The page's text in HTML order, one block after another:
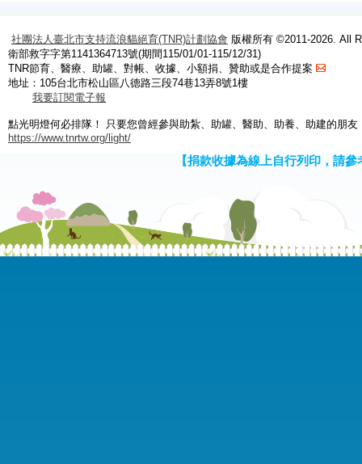
社團法人臺北市支持流浪貓絕育(TNR)計劃協會 版權所有 ©2011-2026. All
衛部救字字第1141364713號(期間115/01/01-115/12/31)
TNR節育、醫療、助罐、對帳、收據、小額捐、贊助或是合作提案
地址：105台北市松山區八德路三段74巷13弄8號1樓
我要訂閱電子報
點光明燈何必排隊！ 只要您曾經參與助紮、助罐、醫助、助養、助建的朋
https://www.tnrtw.org/light/
【捐款收據為線上自行列印，請參